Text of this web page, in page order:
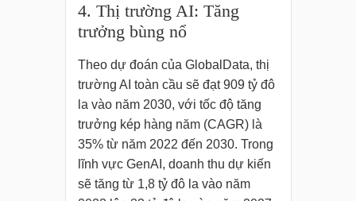
4. Thị trường AI: Tăng
trưởng bùng nổ
Theo dự đoán của GlobalData, thị
trường AI toàn cầu sẽ đạt 909 tỷ đô
la vào năm 2030, với tốc độ tăng
trưởng kép hàng năm (CAGR) là
35% từ năm 2022 đến 2030. Trong
lĩnh vực GenAI, doanh thu dự kiến
sẽ tăng từ 1,8 tỷ đô la vào năm